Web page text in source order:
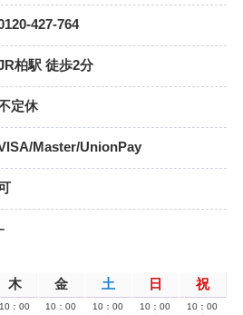
427-764
柏駅 徒歩2分
定休
Master/UnionPay
木 金 土 日 祝
10：00
10：00
10：00
10：00
10：00